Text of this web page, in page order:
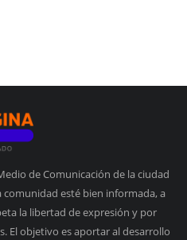
de Comunicación de la ciudad
esté bien informada, a
la libertad de expresión y por
El objetivo es aportar al desarrollo